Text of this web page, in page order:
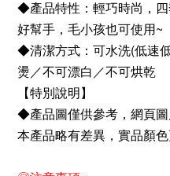
◆產品特性：輕巧時尚，
好幫手，毛小孩也可使用~
◆清潔方式：可水洗(低速
燙／不可漂白／不可烘乾
【特別說明】
◆產品圖僅供參考，網頁
本產品略有差異，實品顏色